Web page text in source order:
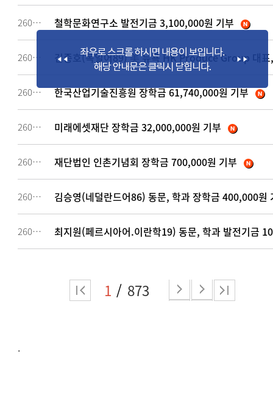
260654 철학문화연구소 발전기금 3,100,000원 기부
260652 김종호(독일어89) 美 뉴욕 HK Produce Group 대
260651 한국산업기술진흥원 장학금 61,740,000원 기부
260650 미래에셋재단 장학금 32,000,000원 기부
260649 재단법인 인촌기념회 장학금 700,000원 기부
260648 김승영(네덜란드어86) 동문, 학과 장학금 400,000원
260642 최지원(페르시아어.이란학19) 동문, 학과 발전기금
1 873
.